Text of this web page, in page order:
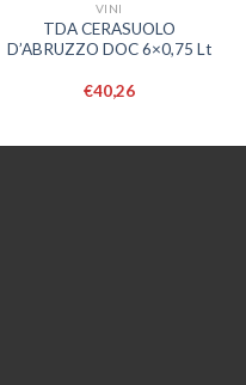
VINI
TDA CERASUOLO
D’ABRUZZO DOC 6×0,75 Lt
€40,26